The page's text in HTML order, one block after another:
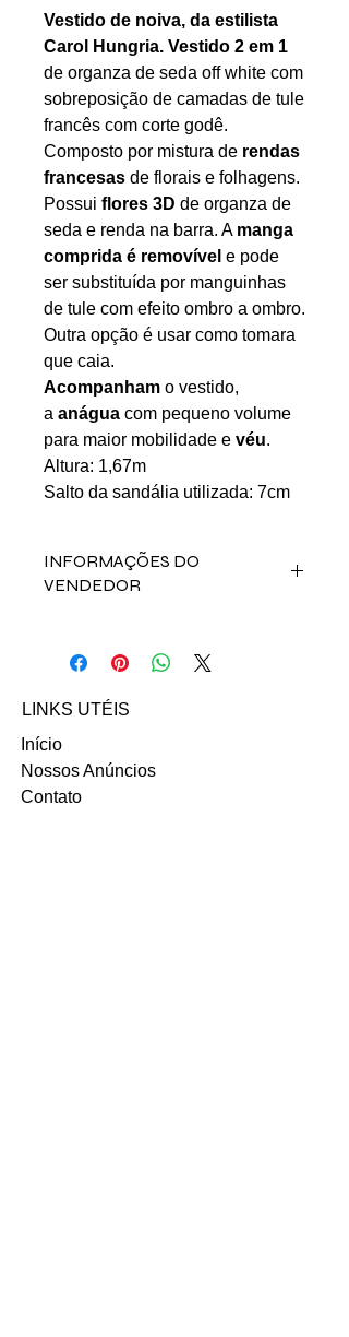
Vestido de noiva, da estilista
Carol Hungria. Vestido 2 em 1
de organza de seda off white com
sobreposição de camadas de tule
francês com corte godê.
Composto por mistura de rendas
francesas de florais e folhagens.
Possui flores 3D de organza de
seda e renda na barra. A manga
comprida é removível e pode
ser substituída por manguinhas
de tule com efeito ombro a ombro.
Outra opção é usar como tomara
que caia.
Acompanham o vestido,
a anágua com pequeno volume
para maior mobilidade e véu.
Altura: 1,67m
Salto da sandália utilizada: 7cm
INFORMAÇÕES DO
VENDEDOR
Zimmermann pelos contatos abaixo:
Email: camila.o.zimmermann@gmail.
INSTAGRAM
LINKS UTÉIS
Início
Nossos Anúncios
Contato